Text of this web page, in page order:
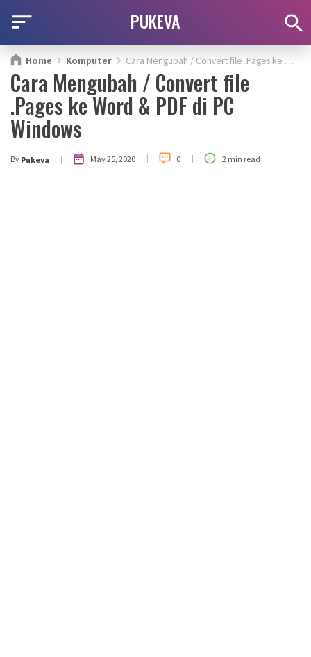
PUKEVA
Home Komputer Cara Mengubah / Convert file .Pages ke Word & PDF di PC Windows
Cara Mengubah / Convert file
.Pages ke Word & PDF di PC
Windows
By Pukeva | May 25, 2020 | 0 | 2 min read